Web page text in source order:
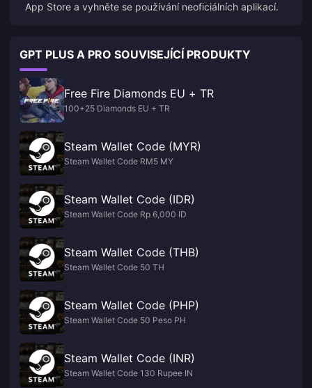
App Store a vyhněte se používání neoficiálních aplikací.
GPT PLUS A PRO SOUVISEJÍCÍ PRODUKTY
Free Fire Diamonds EU + TR
100+25 Diamonds EU + TR
Steam Wallet Code (MYR)
Steam Wallet Code RM5 MY
Steam Wallet Code (IDR)
Steam Wallet Code Rp 6,000 ID
Steam Wallet Code (THB)
Steam Wallet Code 50 TH
Steam Wallet Code (PHP)
Steam Wallet Code 50 Peso PH
Steam Wallet Code (INR)
Steam Wallet Code 130 Rupee IN